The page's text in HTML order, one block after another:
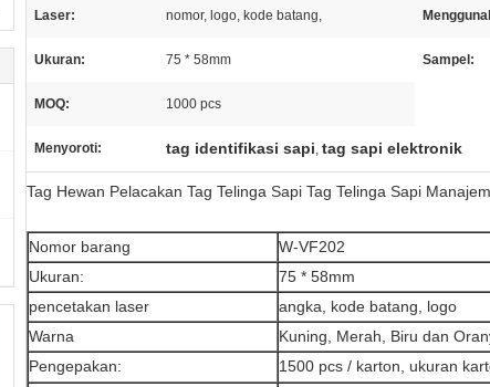
Laser: nomor, logo, kode batang,
Ukuran: 75 * 58mm Sampel:
MOQ: 1000 pcs
Menyoroti: tag identifikasi sapi, tag sapi elektronik
Tag Hewan Pelacakan Tag Telinga Sapi Tag Telinga Sapi
Nomor barang
W-VF202
Ukuran:
75 * 58mm
pencetakan laser
angka, kode batang, logo
Warna
Kuning, Merah, Biru dan
Pengepakan:
1500 pcs / karton, ukuran